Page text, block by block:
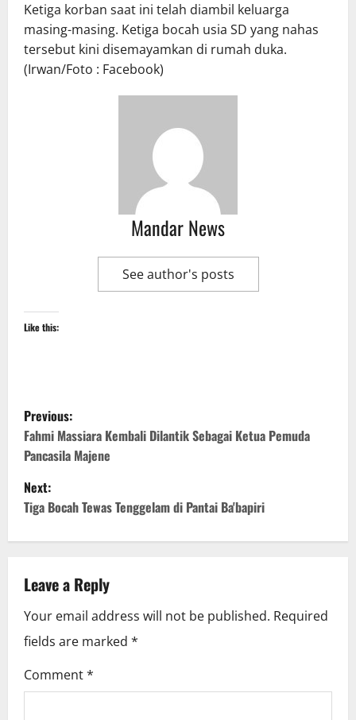
Ketiga korban saat ini telah diambil keluarga
masing-masing. Ketiga bocah usia SD yang nahas
tersebut kini disemayamkan di rumah duka.
(Irwan/Foto : Facebook)
Mandar News
See author's posts
Like this:
P
o
s
t
n
a
v
i
g
Previous:
Fahmi Massiara Kembali Dilantik Sebagai Ketua Pemuda
Pancasila Majene
Next:
Tiga Bocah Tewas Tenggelam di Pantai Ba'bapiri
Leave a Reply
Your email address will not be published. Required
fields are marked *
Comment*